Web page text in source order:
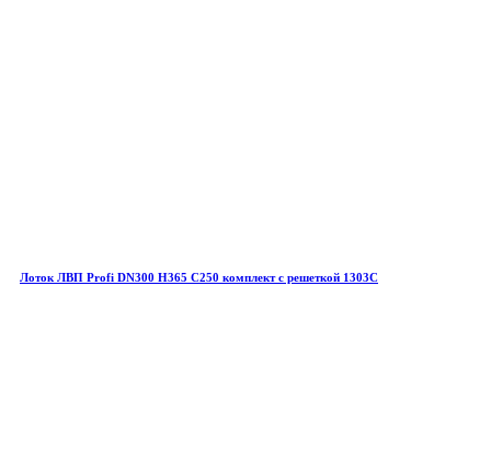
Лоток ЛВП Profi DN300 H365 C250 комплект с решеткой 1303C